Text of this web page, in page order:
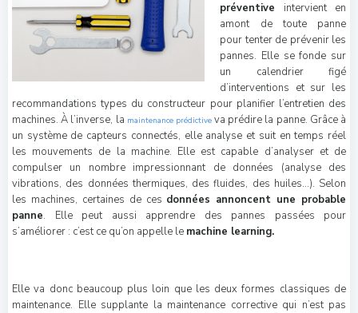
préventive intervient en
amont de toute panne
pour tenter de prévenir les
pannes. Elle se fonde sur
un calendrier figé
d’interventions et sur les
recommandations types du constructeur pour planifier l’entretien des
machines. À l’inverse, la maintenance prédictiveva prédire la panne. Grâce à
un système de capteurs connectés, elle analyse et suit en temps réel
les mouvements de la machine. Elle est capable d’analyser et de
compulser un nombre impressionnant de données (analyse des
vibrations, des données thermiques, des fluides, des huiles…). Selon
les machines, certaines de ces données annoncent une probable
panne. Elle peut aussi apprendre des pannes passées pour
s’améliorer : c’est ce qu’on appelle le machine learning.
Elle va donc beaucoup plus loin que les deux formes classiques de
maintenance. Elle supplante la maintenance corrective qui n’est pas